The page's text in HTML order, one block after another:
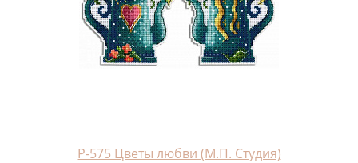
Р-575 Цветы любви (М.П. Студия)